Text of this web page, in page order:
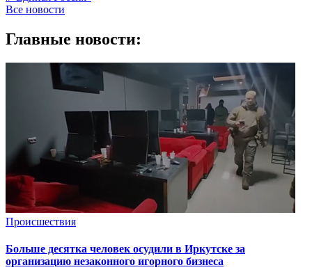
Все новости
Главные новости:
Происшествия
Больше десятка человек осудили в Иркутске за
организацию незаконного игорного бизнеса